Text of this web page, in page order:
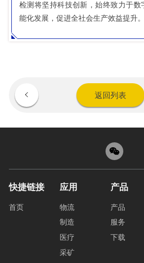
检测将坚持科技创新，始终致力于数
能化发展，促进全社会生产效益提升。
返回列表
快捷链接
首页
应用
物流
制造
医疗
采矿
产品
产品
服务
下载